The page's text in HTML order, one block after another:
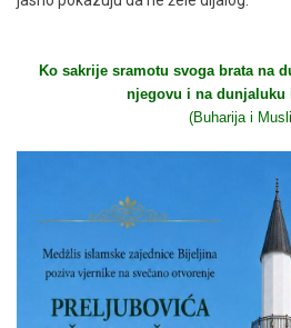
Ko sakrije sramotu svoga brata na
njegovu i na dunjaluku
(Buharija i